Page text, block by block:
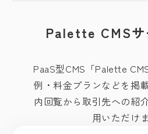
Palette CMSサ
PaaS型CMS「Palette
例・料金プランなどを掲
内回覧から取引先への紹
用いただけ